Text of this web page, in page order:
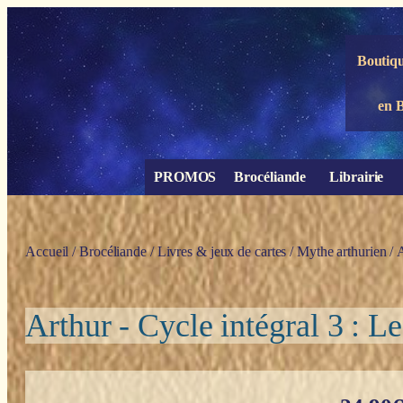
Panneau de gestion des cookies
en
PROMOS Brocéliande Librairie
Accueil /Brocéliande/Livres & jeux de cartes /Mythe arthurien /
Arthur - Cycle intégral 3 :